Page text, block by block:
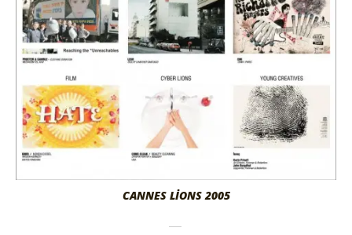
CANNES LIONS 2005